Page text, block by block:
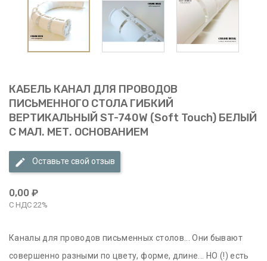
КАБЕЛЬ КАНАЛ ДЛЯ ПРОВОДОВ
ПИСЬМЕННОГО СТОЛА ГИБКИЙ
ВЕРТИКАЛЬНЫЙ ST-740W (soft Touch) БЕЛЫЙ
С МАЛ. МЕТ. ОСНОВАНИЕМ
Оставьте свой отзыв
0,00 ₽
С НДС 22%
Каналы для проводов письменных столов... Они бывают
совершенно разными по цвету, форме, длине... НО (!) есть